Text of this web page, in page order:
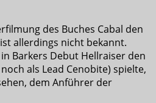
des Buches Cabal den
allerdings nicht bekannt.
Barkers Debut Hellraiser den
als Lead Cenobite) spielte,
dem Anführer der